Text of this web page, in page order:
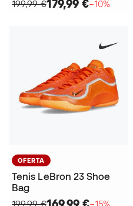
199,99 €179,99 €−10%
OFERTA
Tenis LeBron 23 Shoe
Bag
199,99 €
−15%